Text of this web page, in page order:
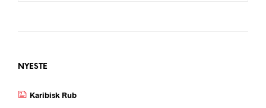
NYESTE
Karibisk Rub